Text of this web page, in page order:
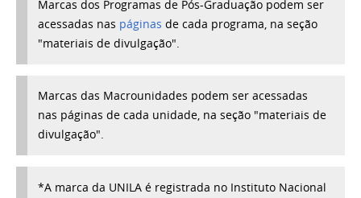
Marcas dos Programas de Pós-Graduação podem ser
acessadas nas páginas de cada programa, na seção
"materiais de divulgação".
Marcas das Macrounidades podem ser acessadas
nas páginas de cada unidade, na seção "materiais de
divulgação".
*A marca da UNILA é registrada no Instituto Nacional